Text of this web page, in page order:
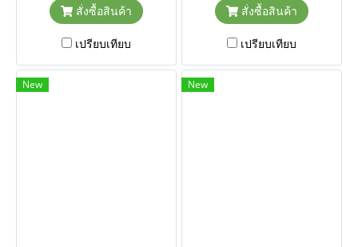
ปรับท่านั่งในปุ่มเดียว การรับน้ำ
สั่งซื้อสินค้า
เปรียบเทียบ
การรับน้ำหนัก 250 กก.
สั่งซื้อสินค้า
เปรียบเทียบ
New New